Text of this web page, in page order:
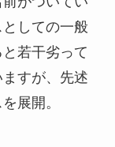
しての一般
若干劣って
すが、先述
展開。